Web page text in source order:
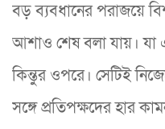
বড় ব্যবধানের পরাজয়ে
আশাও শেষ বলা যায়। যা
কিন্তুর ওপরে। সেটিই
সঙ্গে প্রতিপক্ষদের হার